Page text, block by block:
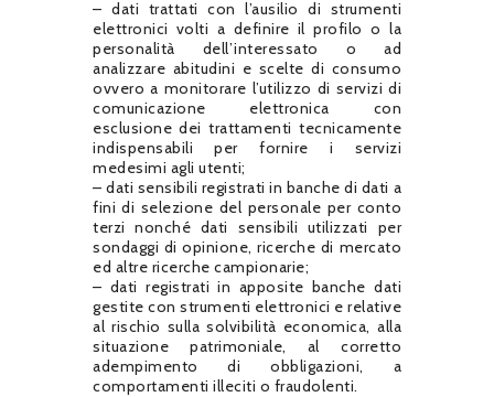
– dati trattati con l’ausilio di strumenti
elettronici volti a definire il profilo o la
personalità dell’interessato o ad
analizzare abitudini e scelte di consumo
ovvero a monitorare l’utilizzo di servizi di
comunicazione elettronica con
esclusione dei trattamenti tecnicamente
indispensabili per fornire i servizi
medesimi agli utenti;
– dati sensibili registrati in banche di dati a
fini di selezione del personale per conto
terzi nonché dati sensibili utilizzati per
sondaggi di opinione, ricerche di mercato
ed altre ricerche campionarie;
– dati registrati in apposite banche dati
gestite con strumenti elettronici e relative
al rischio sulla solvibilità economica, alla
situazione patrimoniale, al corretto
adempimento di obbligazioni, a
comportamenti illeciti o fraudolenti.